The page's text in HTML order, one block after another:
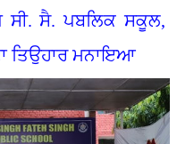
ਸੀ. ਸੈ. ਪਬਲਿਕ ਸਕੂਲ,
ਤਿਉਹਾਰ ਮਨਾਇਆ